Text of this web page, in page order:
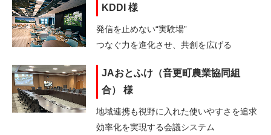
KDDI 様
発信を止めない“実験場”
つなぐ力を進化させ、共創を広げる
JAおとふけ（音更町農業協同組
合） 様
地域連携も視野に入れた使いやすさを追求
効率化を実現する会議システム